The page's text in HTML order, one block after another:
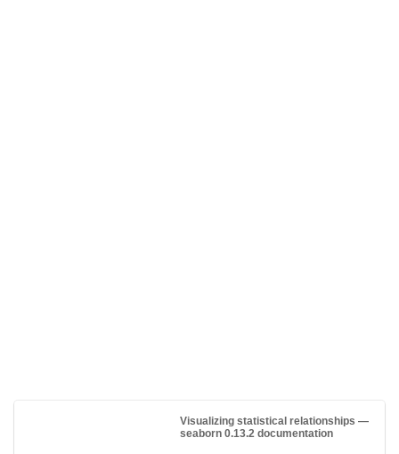
Visualizing statistical relationships —
seaborn 0.13.2 documentation